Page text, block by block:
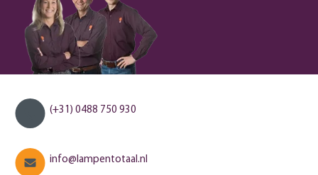
(+31) 0488 750 930
info@lampentotaal.nl